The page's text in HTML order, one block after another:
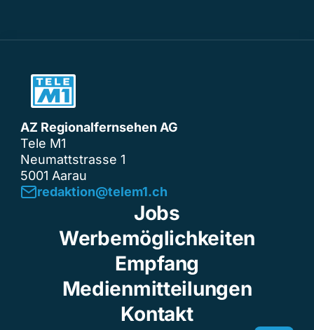
AZ Regionalfernsehen AG
Tele M1
Neumattstrasse 1
5001 Aarau
redaktion@telem1.ch
Jobs
Werbemöglichkeiten
Empfang
Medienmitteilungen
Kontakt